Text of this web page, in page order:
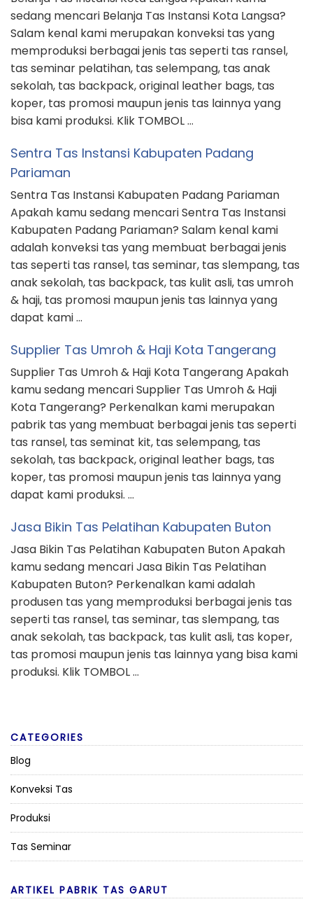
sedang mencari Belanja Tas Instansi Kota Langsa?
Salam kenal kami merupakan konveksi tas yang
memproduksi berbagai jenis tas seperti tas ransel,
tas seminar pelatihan, tas selempang, tas anak
sekolah, tas backpack, original leather bags, tas
koper, tas promosi maupun jenis tas lainnya yang
bisa kami produksi. Klik TOMBOL …
Sentra Tas Instansi Kabupaten Padang
Pariaman
Sentra Tas Instansi Kabupaten Padang Pariaman
Apakah kamu sedang mencari Sentra Tas Instansi
Kabupaten Padang Pariaman? Salam kenal kami
adalah konveksi tas yang membuat berbagai jenis
tas seperti tas ransel, tas seminar, tas slempang, tas
anak sekolah, tas backpack, tas kulit asli, tas umroh
& haji, tas promosi maupun jenis tas lainnya yang
dapat kami …
Supplier Tas Umroh & Haji Kota Tangerang
Supplier Tas Umroh & Haji Kota Tangerang Apakah
kamu sedang mencari Supplier Tas Umroh & Haji
Kota Tangerang? Perkenalkan kami merupakan
pabrik tas yang membuat berbagai jenis tas seperti
tas ransel, tas seminat kit, tas selempang, tas
sekolah, tas backpack, original leather bags, tas
koper, tas promosi maupun jenis tas lainnya yang
dapat kami produksi. …
Jasa Bikin Tas Pelatihan Kabupaten Buton
Jasa Bikin Tas Pelatihan Kabupaten Buton Apakah
kamu sedang mencari Jasa Bikin Tas Pelatihan
Kabupaten Buton? Perkenalkan kami adalah
produsen tas yang memproduksi berbagai jenis tas
seperti tas ransel, tas seminar, tas slempang, tas
anak sekolah, tas backpack, tas kulit asli, tas koper,
tas promosi maupun jenis tas lainnya yang bisa kami
produksi. Klik TOMBOL …
CATEGORIES
Blog
Konveksi Tas
Produksi
Tas Seminar
ARTIKEL PABRIK TAS GARUT